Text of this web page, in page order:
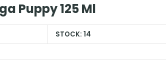
Puppy 125 Ml
STOCK: 14